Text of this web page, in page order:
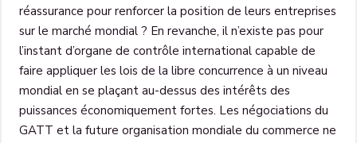
réassurance pour renforcer la position de leurs entreprises
sur le marché mondial ? En revanche, il n’existe pas pour
l’instant d’organe de contrôle international capable de
faire appliquer les lois de la libre concurrence à un niveau
mondial en se plaçant au-dessus des intérêts des
puissances économiquement fortes. Les négociations du
GATT et la future organisation mondiale du commerce ne